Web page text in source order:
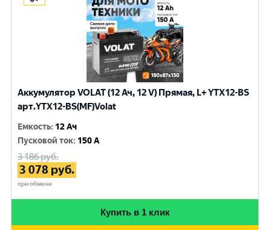
Аккумулятор VOLAT (12 Ач, 12 V) Прямая, L+ YTX12-BS
арт.YTX12-BS(MF)Volat
Емкость: 12 Ач
Пусковой ток: 150 A
3 186руб.
3 078 руб.
при обмене
Купить в 1 клик